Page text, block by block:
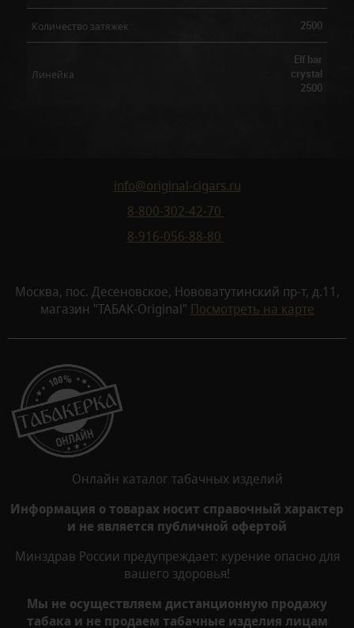
Количество затяжек 2500
Линейка
Elf bar
crystal
2500
info@original-cigars.ru
8-800-302-42-70
8-916-056-88-80
Москва, пос. Десеновское, Нововатутинский пр-т, д.11,
магазин "ТАБАК-Original" Посмотреть на карте
Онлайн каталог табачных изделий
Информация о товарах носит справочный характер
и не является публичной офертой
Минздрав России предупреждает: курение опасно для
вашего здоровья!
Мы не осуществляем дистанционную продажу
табака и не продаем табачные изделия лицам